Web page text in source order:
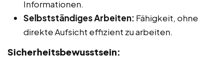
Informationen.
Selbstständiges Arbeiten: Fähigkeit, ohne
direkte Aufsicht effizient zu arbeiten.
Sicherheitsbewusstsein: